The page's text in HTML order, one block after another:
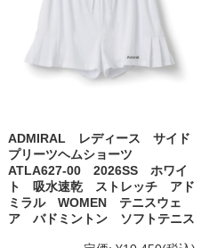
ADMIRAL レディース サイド
プリーツヘムショーツ
ATLA627-00 2026SS ホワイ
ト 吸水速乾 ストレッチ アド
ミラル WOMEN テニスウェ
ア バドミントン ソフトテニス